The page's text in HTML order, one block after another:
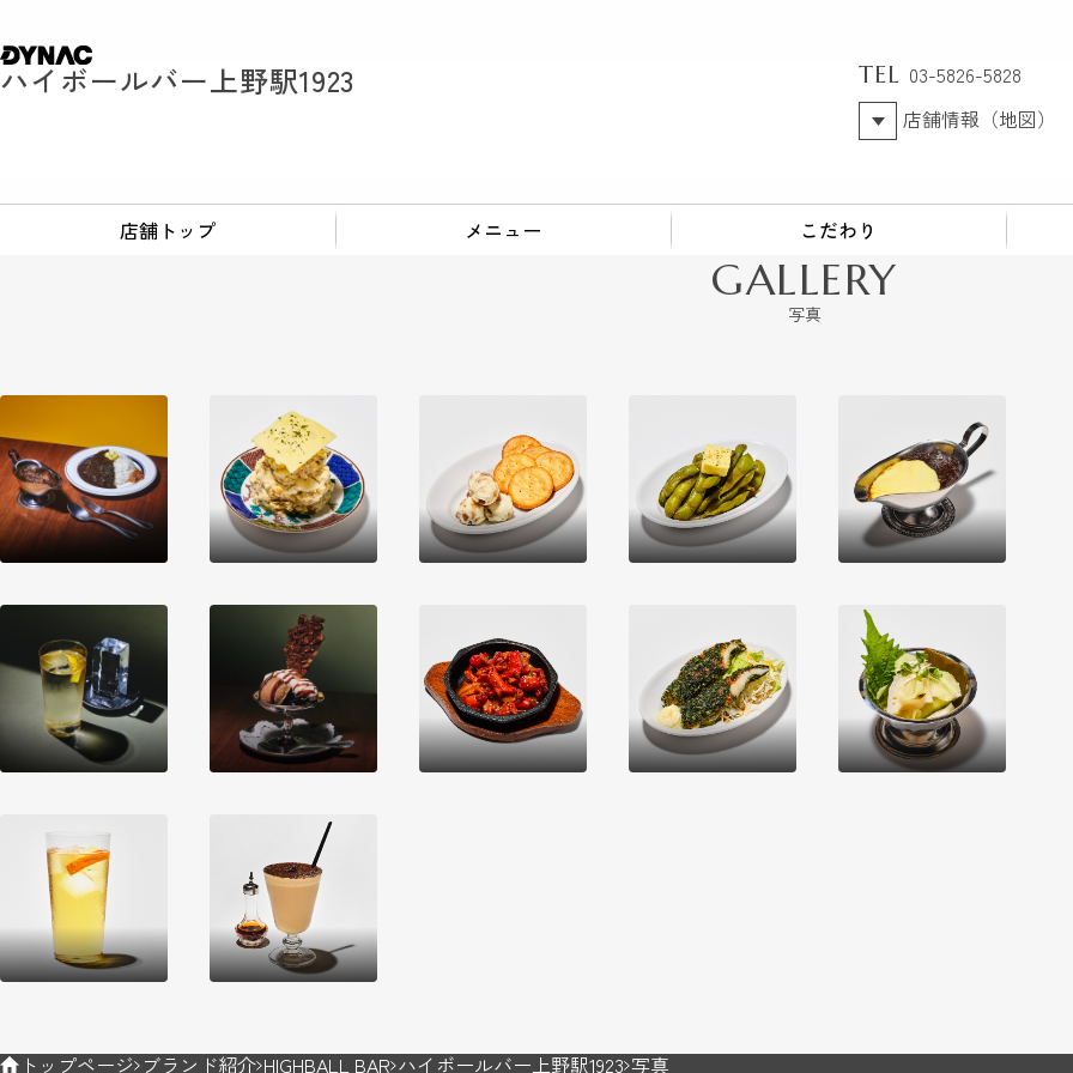
ハイボールバー上野駅1923 TEL 03-5826-5828
店舗情報（地図）
店舗トップ メニュー こだわり
GALLERY
写真
トップページ ブランド紹介 HIGHBALL BAR ハイボールバー上野駅1923 写真